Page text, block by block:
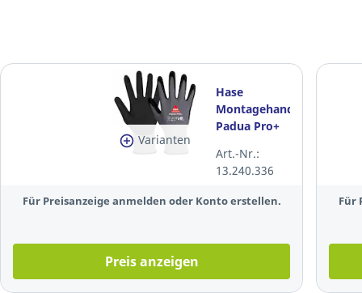
Varianten
Hase
Montagehandschuhe
Padua Pro+
Größe: 10,
grau/schwarz,
1 Paar
Art.-Nr.:
13.240.336
Für Preisanzeige anmelden oder Konto erstellen.
Preis anzeigen
Für